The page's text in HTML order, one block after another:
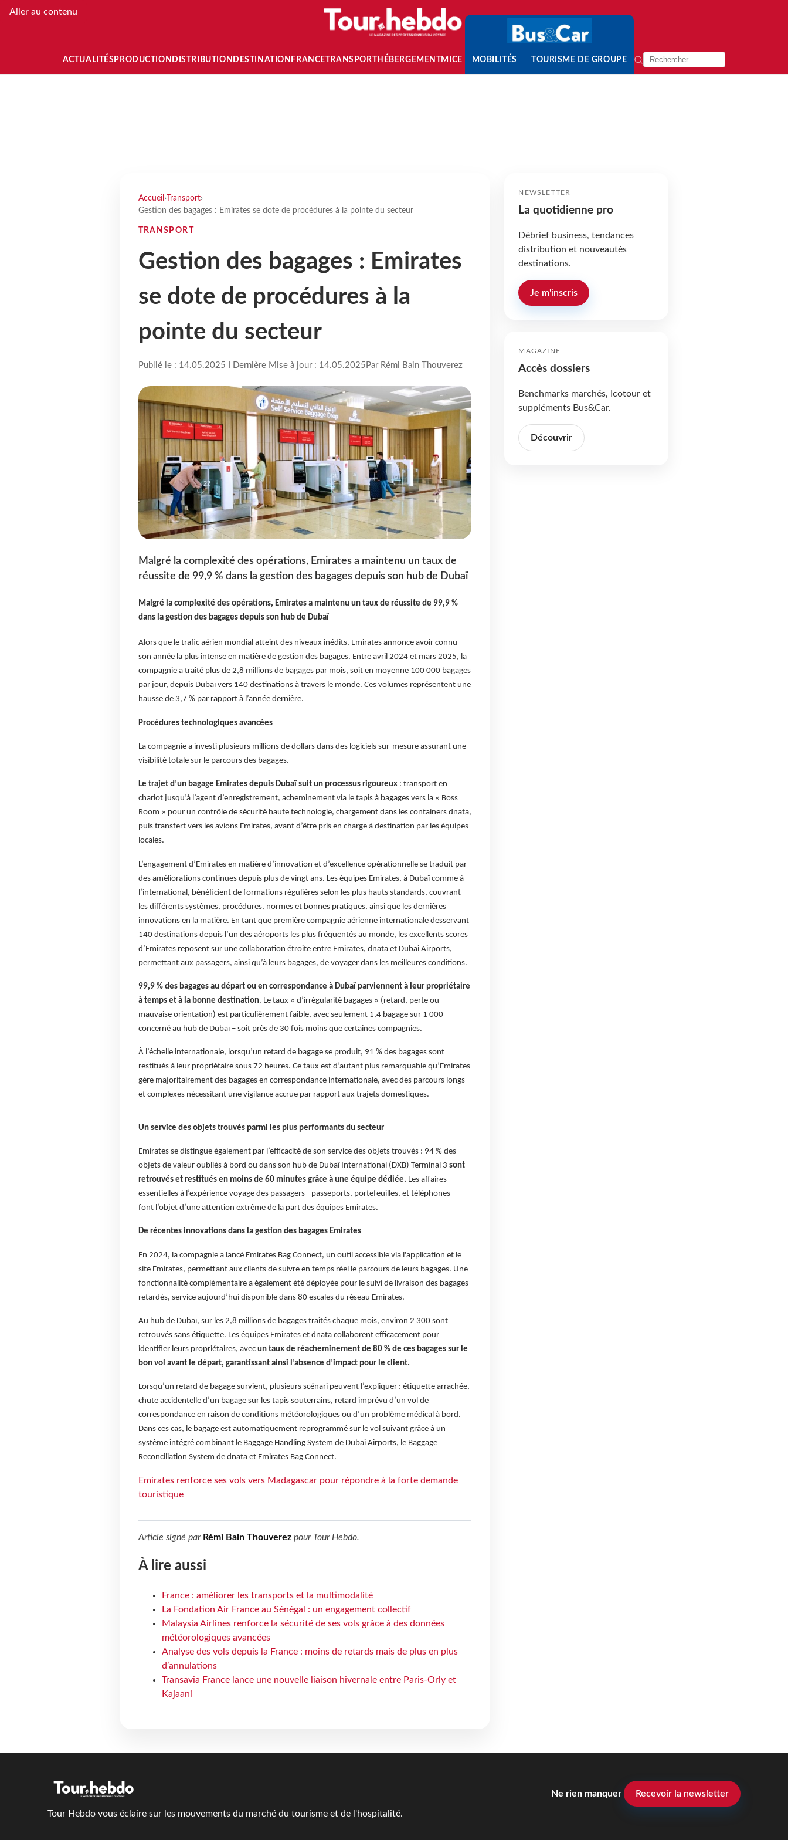
Aller au contenu
ACTUALITÉS PRODUCTION DISTRIBUTION DESTINATION FRANCETRANSPORT HÉBERGEMENTMICE MOBILITÉS TOURISME DE GROUPE
Accueil › Transport›
Gestion des bagages : Emirates se dote de procédures à la pointe du secteur
TRANSPORT
Gestion des bagages : Emirates
se dote de procédures à la
pointe du secteur
Publié le : 14.05.2025 I Dernière Mise à jour : 14.05.2025 Par Rémi Bain Thouverez
Malgré la complexité des opérations, Emirates a maintenu un taux de
réussite de 99,9 % dans la gestion des bagages depuis son hub de Dubaï
Malgré la complexité des opérations, Emirates a maintenu un taux de réussite de 99,9 %
dans la gestion des bagages depuis son hub de Dubaï
Alors que le trafic aérien mondial atteint des niveaux inédits, Emirates annonce avoir connu
son année la plus intense en matière de gestion des bagages. Entre avril 2024 et mars 2025, la
compagnie a traité plus de 2,8 millions de bagages par mois, soit en moyenne 100 000 bagages
par jour, depuis Dubaï vers 140 destinations à travers le monde. Ces volumes représentent une
hausse de 3,7 % par rapport à l’année dernière.
Procédures technologiques avancées
La compagnie a investi plusieurs millions de dollars dans des logiciels sur-mesure assurant une
visibilité totale sur le parcours des bagages.
Le trajet d’un bagage Emirates depuis Dubaï suit un processus rigoureux: transport en
chariot jusqu’à l’agent d’enregistrement, acheminement via le tapis à bagages vers la « Boss
Room » pour un contrôle de sécurité haute technologie, chargement dans les containers dnata,
puis transfert vers les avions Emirates, avant d’être pris en charge à destination par les équipes
locales.
L’engagement d’Emirates en matière d’innovation et d’excellence opérationnelle se traduit par
des améliorations continues depuis plus de vingt ans. Les équipes Emirates, à Dubaï comme à
l’international, bénéficient de formations régulières selon les plus hauts standards, couvrant
les différents systèmes, procédures, normes et bonnes pratiques, ainsi que les dernières
innovations en la matière. En tant que première compagnie aérienne internationale desservant
140 destinations depuis l’un des aéroports les plus fréquentés au monde, les excellents scores
d’Emirates reposent sur une collaboration étroite entre Emirates, dnata et Dubai Airports,
permettant aux passagers, ainsi qu’à leurs bagages, de voyager dans les meilleures conditions.
99,9 % des bagages au départ ou en correspondance à Dubaï parviennent à leur propriétaire
à temps et à la bonne destination. Le taux « d’irrégularité bagages » (retard, perte ou
mauvaise orientation) est particulièrement faible, avec seulement 1,4 bagage sur 1 000
concerné au hub de Dubaï – soit près de 30 fois moins que certaines compagnies.
À l’échelle internationale, lorsqu’un retard de bagage se produit, 91 % des bagages sont
restitués à leur propriétaire sous 72 heures. Ce taux est d’autant plus remarquable qu’Emirates
gère majoritairement des bagages en correspondance internationale, avec des parcours longs
et complexes nécessitant une vigilance accrue par rapport aux trajets domestiques.
Un service des objets trouvés parmi les plus performants du secteur
Emirates se distingue également par l’efficacité de son service des objets trouvés : 94 % des
objets de valeur oubliés à bord ou dans son hub de Dubaï International (DXB) Terminal 3 sont
retrouvés et restitués en moins de 60 minutes grâce à une équipe dédiée. Les affaires
essentielles à l’expérience voyage des passagers - passeports, portefeuilles, et téléphones -
font l’objet d’une attention extrême de la part des équipes Emirates.
De récentes innovations dans la gestion des bagages Emirates
En 2024, la compagnie a lancé Emirates Bag Connect, un outil accessible via l'application et le
site Emirates, permettant aux clients de suivre en temps réel le parcours de leurs bagages. Une
fonctionnalité complémentaire a également été déployée pour le suivi de livraison des bagages
retardés, service aujourd’hui disponible dans 80 escales du réseau Emirates.
Au hub de Dubaï, sur les 2,8 millions de bagages traités chaque mois, environ 2 300 sont
retrouvés sans étiquette. Les équipes Emirates et dnata collaborent efficacement pour
identifier leurs propriétaires, avec un taux de réacheminement de 80 % de ces bagages sur le
bon vol avant le départ, garantissant ainsi l’absence d’impact pour le client.
Lorsqu’un retard de bagage survient, plusieurs scénari peuvent l’expliquer : étiquette arrachée,
chute accidentelle d’un bagage sur les tapis souterrains, retard imprévu d’un vol de
correspondance en raison de conditions météorologiques ou d’un problème médical à bord.
Dans ces cas, le bagage est automatiquement reprogrammé sur le vol suivant grâce à un
système intégré combinant le Baggage Handling System de Dubai Airports, le Baggage
Reconciliation System de dnata et Emirates Bag Connect.
Emirates renforce ses vols vers Madagascar pour répondre à la forte demande
touristique
Article signé par Rémi Bain Thouverezpour Tour Hebdo.
À lire aussi
France : améliorer les transports et la multimodalité
La Fondation Air France au Sénégal : un engagement collectif
Malaysia Airlines renforce la sécurité de ses vols grâce à des données
météorologiques avancées
Analyse des vols depuis la France : moins de retards mais de plus en plus
d’annulations
Transavia France lance une nouvelle liaison hivernale entre Paris-Orly et
Kajaani
NEWSLETTER
La quotidienne pro
Débrief business, tendances
distribution et nouveautés
destinations.
Je m'inscris
MAGAZINE
Accès dossiers
Benchmarks marchés, Icotour et
suppléments Bus&Car.
Découvrir
Tour Hebdo vous éclaire sur les mouvements du marché du tourisme et de l'hospitalité.
Ne rien manquer Recevoir la newsletter